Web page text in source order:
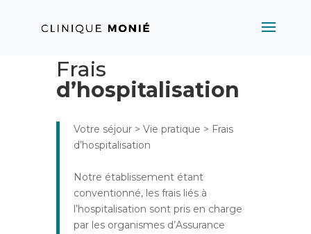
Frais
d’hospitalisation
Votre séjour > Vie pratique > Frais
d’hospitalisation
Notre établissement étant
conventionné, les frais liés à
l’hospitalisation sont pris en charge
par les organismes d’Assurance